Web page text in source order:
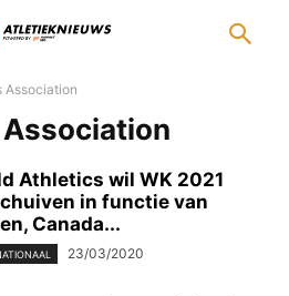
Association
Athletics wil WK 2021
in functie van
Canada...
23/03/2020